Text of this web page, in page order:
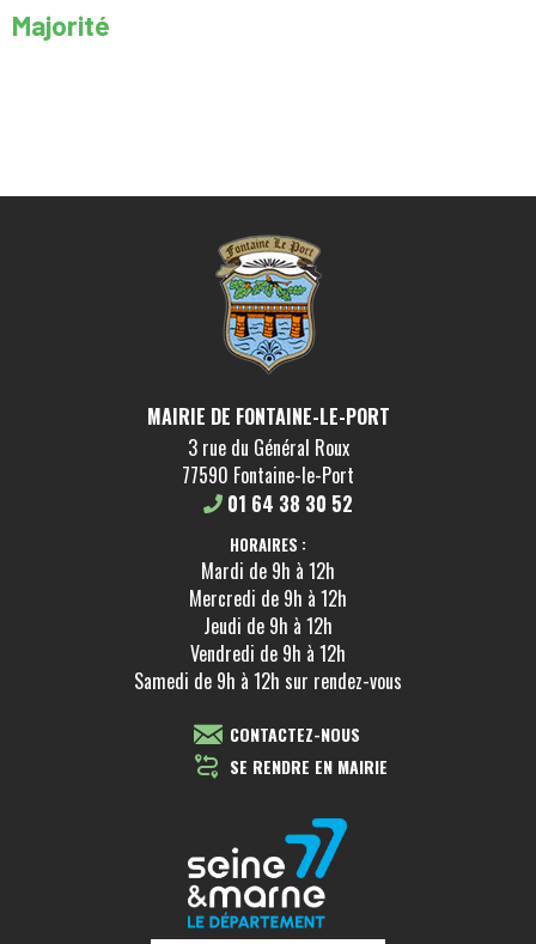
Majorité
MAIRIE DE FONTAINE-LE-PORT
3 rue du Général Roux
77590 Fontaine-le-Port
01 64 38 30 52
HORAIRES :
Mardi de 9h à 12h
Mercredi de 9h à 12h
Jeudi de 9h à 12h
Vendredi de 9h à 12h
Samedi de 9h à 12h sur rendez-vous
CONTACTEZ-NOUS
SE RENDRE EN MAIRIE